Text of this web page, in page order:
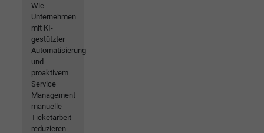
Wie
Unternehmen
mit KI-
gestützter
Automatisierung
und
proaktivem
Service
Management
manuelle
Ticketarbeit
reduzieren